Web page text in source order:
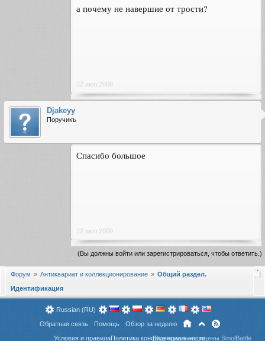
а почему не навершие от трости?
22 июл 2009
Djakeyy
Поручикъ
Спасибо большое
22 июл 2009
(Вы должны войти или зарегистрироваться, чтобы ответить.)
Форум Антиквариат и коллекционирование
Общий раздел.
Идентификация
Russian (RU)
Обратная связь
Помощь
Обзор за неделю
Условия и правилаПолитика конфиденциальности
Все права защищены SmolBattle